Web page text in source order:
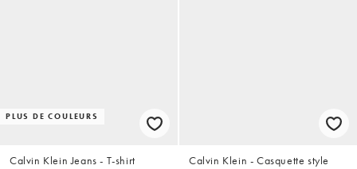
PLUS DE COULEURS
Calvin Klein Jeans - T-shirt
Calvin Klein - Casquette style